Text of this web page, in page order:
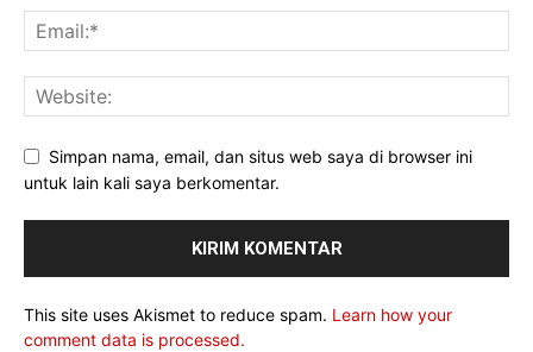
Simpan nama, email, dan situs web saya di browser ini
untuk lain kali saya berkomentar.
This site uses Akismet to reduce spam. Learn how your
comment data is processed.